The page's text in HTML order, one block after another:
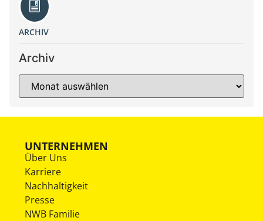
ARCHIV
Archiv
UNTERNEHMEN
Über Uns
Karriere
Nachhaltigkeit
Presse
NWB Familie